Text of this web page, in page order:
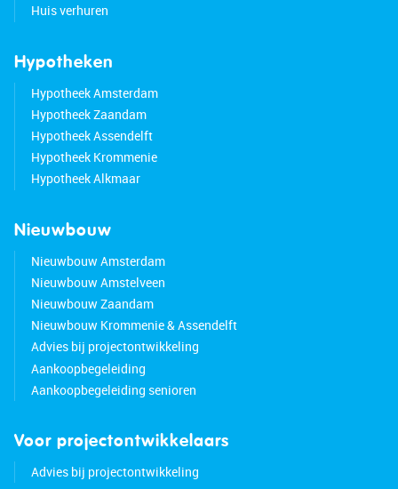
Huis verhuren
Hypotheken
Hypotheek Amsterdam
Hypotheek Zaandam
Hypotheek Assendelft
Hypotheek Krommenie
Hypotheek Alkmaar
Nieuwbouw
Nieuwbouw Amsterdam
Nieuwbouw Amstelveen
Nieuwbouw Zaandam
Nieuwbouw Krommenie & Assendelft
Advies bij projectontwikkeling
Aankoopbegeleiding
Aankoopbegeleiding senioren
Voor projectontwikkelaars
Advies bij projectontwikkeling